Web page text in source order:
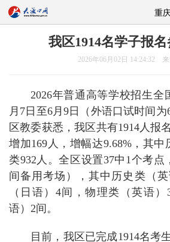
重
我区1914名学子报
2026年06月02日 14:24:32
2026年普通高等学校招生全
月7日至6月9日（外语口试时间
区教委获悉，我区共有1914人报
增加169人，增幅达9.68%，其中
类932人。全区设置37中1个考点
间备用考场），其中历史类（
（日语）4间，物理类（英语
语）2间。
目前，我区已完成1914名考